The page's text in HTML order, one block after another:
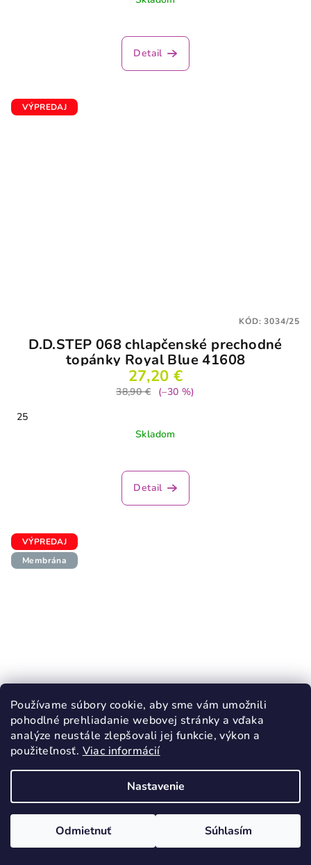
Používame súbory cookie, aby sme vám umožnili
pohodlné prehliadanie webovej stránky a vďaka
analýze neustále zlepšovali jej funkcie, výkon a
použiteľnosť. Viac informácií
Nastavenie
Odmietnuť Súhlasím
Detail
VÝPREDAJ
D.D.STEP 068 chlapčenské prechodné
topánky Royal Blue 41608
27,20 €
38,90 €
(–30 %)
25
Skladom
Detail
KÓD:3034/25
VÝPREDAJ
Membrána
FRODDO prechodné topánky BAREFOOT
BASE denim
37,10 €
22